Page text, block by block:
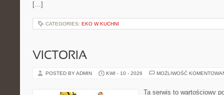
[…]
CATEGORIES: EKO W KUCHNI
VICTORIA
POSTED BY ADMIN KWI - 10 - 2026 MOŻLIWOŚĆ
Ta serwis to wartościowy